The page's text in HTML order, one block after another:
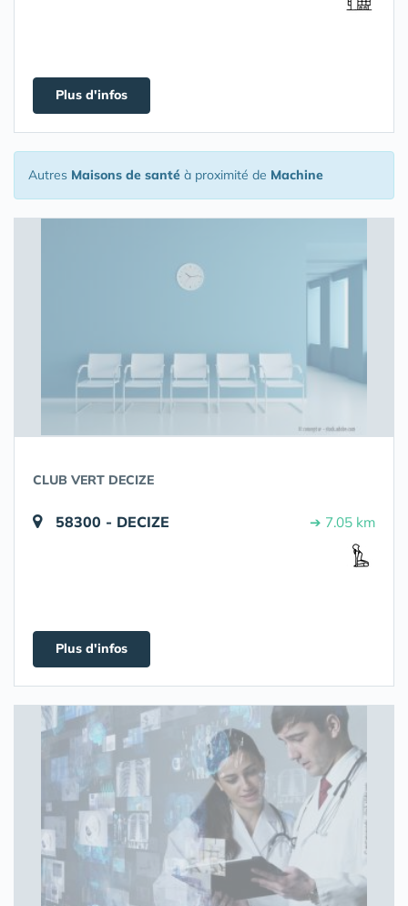
Plus d'infos
Autres Maisons de santé à proximité de Machine
CLUB VERT DECIZE
58300 - DECIZE ➔ 7.05 km
Plus d'infos